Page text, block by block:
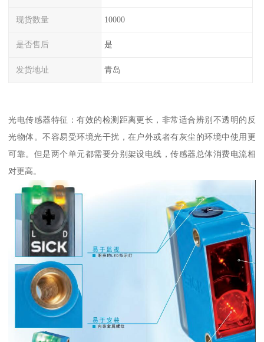
现货数量 10000
是否售后 是
发货地址 青岛
光电传感器特征：有效的检测距离更长，非常适合辨别不透明的反
光物体。不容易受环境光干扰，在户外或者有灰尘的环境中使用更
可靠。但是两个单元都需要分别架设电线，传感器总体消费电流相
对更高。